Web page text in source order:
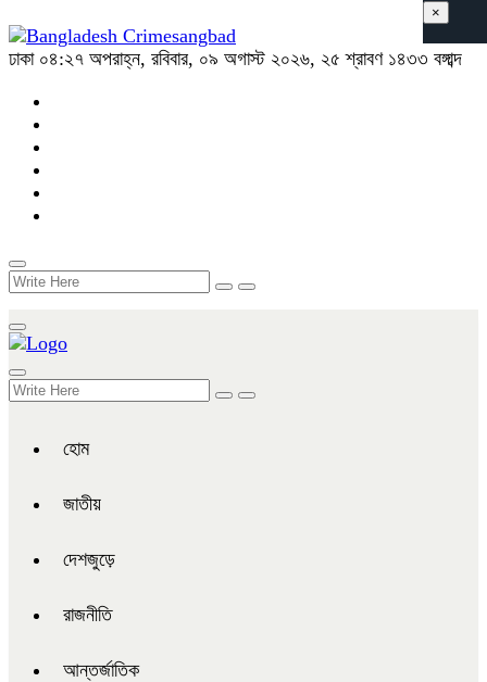
ঢাকা ০৪:২৭ অপরাহ্ন, রবিবার, ০৯ অগাস্ট ২০২৬, ২৫ শ্রাবণ ১৪৩৩ বঙ্গাব্দ
হোম
জাতীয়
দেশজুড়ে
রাজনীতি
আন্তর্জাতিক
×